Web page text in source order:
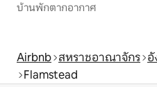
บ้านพักตากอากาศ
Airbnb สหราชอาณาจักร
Flamstead